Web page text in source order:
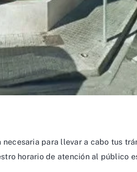
para llevar a cabo tus
horario de atención al público